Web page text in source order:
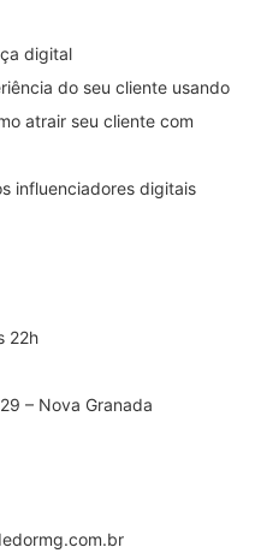
digital
do seu cliente usando
atrair seu cliente com
influenciadores digitais
22h
– Nova Granada